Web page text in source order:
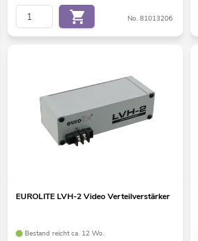
No. 81013206
EUROLITE LVH-2 Video Verteilverstärker
Bestand reicht ca. 12 Wo.